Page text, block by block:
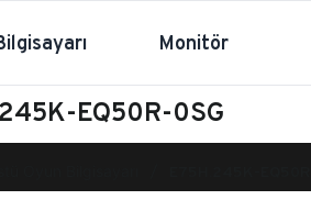
Monitör
EQ50R-0SG